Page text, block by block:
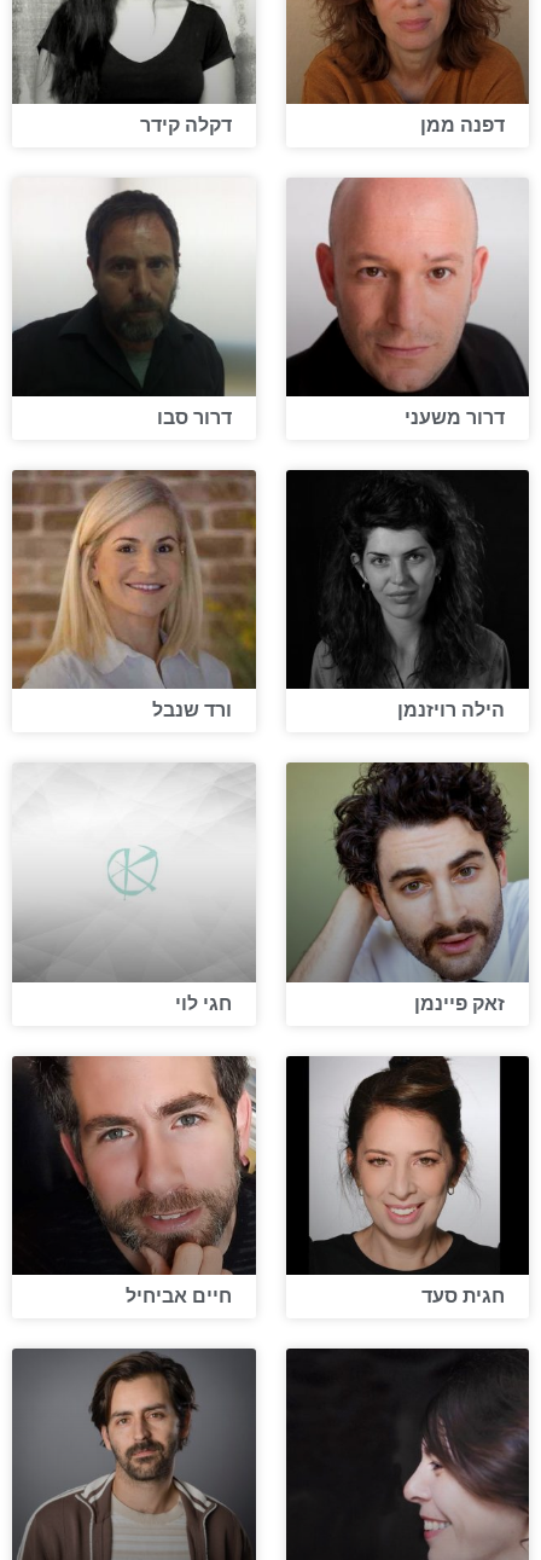
דפנה ממן דקלה קידר
דרור משעני דרור סבו
הילה רויזנמן ורד שנבל
זאק פיינמן חגי לוי
חגית סעד חיים אביחיל